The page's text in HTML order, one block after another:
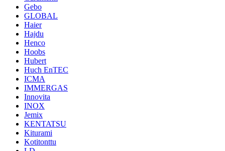
Gebo
GLOBAL
Haier
Hajdu
Henco
Hoobs
Hubert
Huch EnTEC
ICMA
IMMERGAS
Innovita
INOX
Jemix
KENTATSU
Kiturami
Kotitonttu